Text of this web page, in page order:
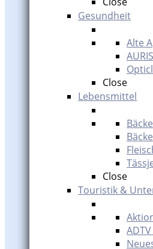
Gesundheit
Alte
Close
Lebensmittel
Close
Touristik &